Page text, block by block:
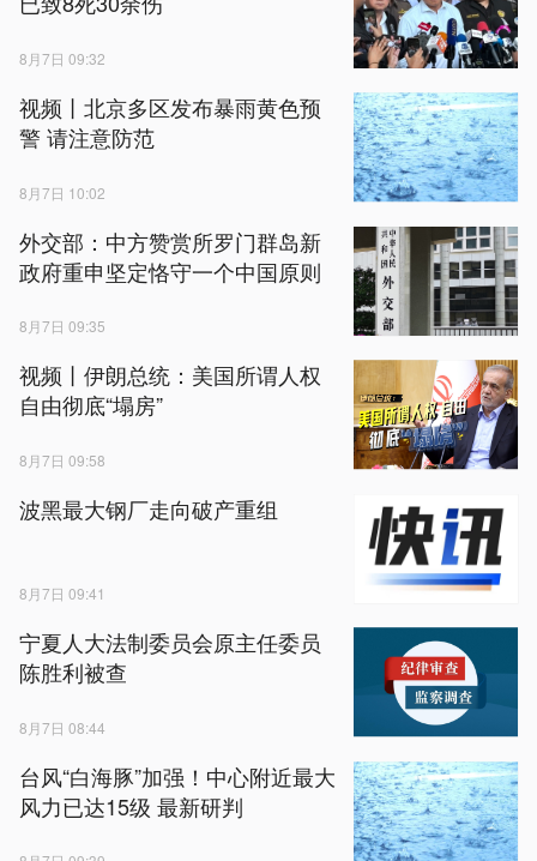
8月7日 09:32
视频丨北京多区发布暴雨黄色预
警 请注意防范
8月7日 10:02
外交部：中方赞赏所罗门群岛新
政府重申坚定恪守一个中国原则
8月7日 09:35
视频丨伊朗总统：美国所谓人权
自由彻底“塌房”
8月7日 09:58
波黑最大钢厂走向破产重组
8月7日 09:41
宁夏人大法制委员会原主任委员
陈胜利被查
8月7日 08:44
台风“白海豚”加强！中心附近最大
风力已达15级 最新研判